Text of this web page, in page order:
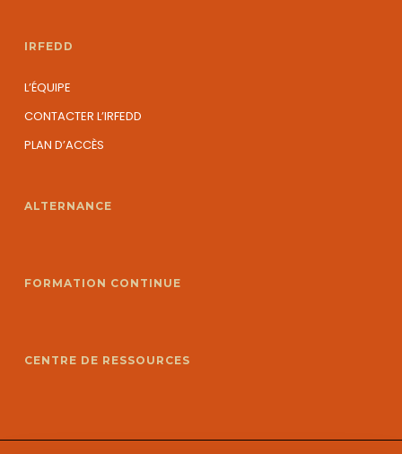
IRFEDD
L’ÉQUIPE
CONTACTER L’IRFEDD
PLAN D’ACCÈS
ALTERNANCE
FORMATION CONTINUE
CENTRE DE RESSOURCES